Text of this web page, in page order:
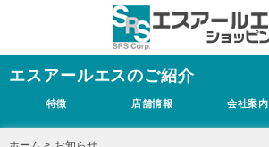
エスアールエスのご紹介
特徴 店舗情報 会社案内